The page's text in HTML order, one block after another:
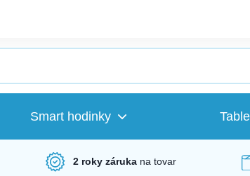
Smart hodinky
2 roky záruka na tovar